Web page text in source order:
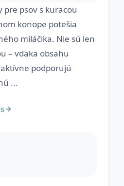
psov s kuracou
konope potešia
miláčika. Nie sú len
– vďaka obsahu
podporujú
...